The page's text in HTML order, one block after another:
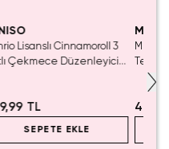
Lisanslı Cinnamoroll 3
Çekmece Düzenleyici
TL
SEPETE EKLE
Miniso
Çok
Kutu